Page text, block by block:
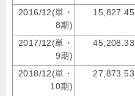
2016/12(単・
8期)
15,827.45
2017/12(単・
9期)
45,208.33
2018/12(単・
10期)
27,873.53